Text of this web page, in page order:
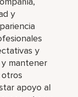
y
y
mantener
apoyo al